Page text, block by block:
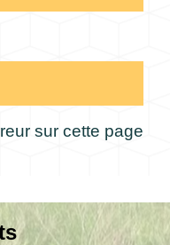
sur cette page